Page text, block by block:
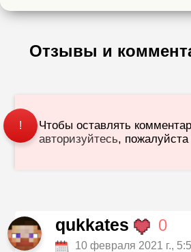
Отзывы и
!
Чтобы оставлять
авторизуйтесь, пожалуйста
qukkates 0
10 февраля 2021 г.,